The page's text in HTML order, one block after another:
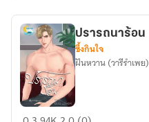
ปรารถนา
ปรารถนาร้อน
ซึ้งกินใจ
ฝันหวาน (วารีรำเพย)